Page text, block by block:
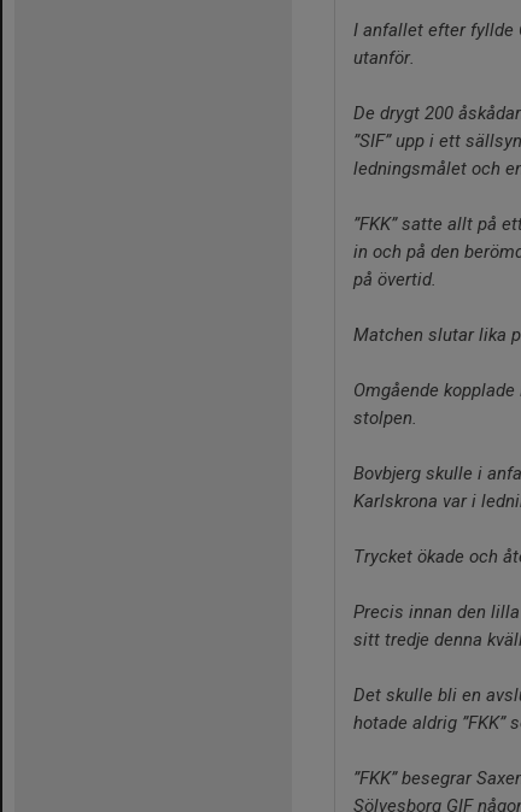
I anfallet efter fyllde
utanför.
De drygt 200
”SIF” upp i ett
ledningsmålet och
”FKK” satte allt på
in och på den
på övertid.
Matchen slutar lika
Omgående
stolpen.
Bovbjerg skulle i
Karlskrona var i
Trycket ökade och
Precis innan den
sitt tredje denna
Det skulle bli en
hotade aldrig
”FKK” besegrar
Sölvesborg GIF